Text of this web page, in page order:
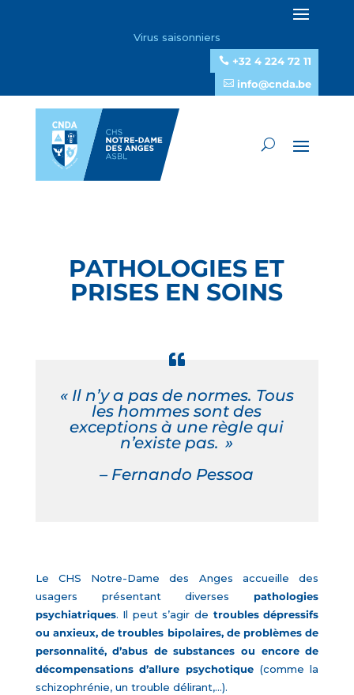
Virus saisonniers
+32 4 224 72 11
info@cnda.be
PATHOLOGIES ET
PRISES EN SOINS
« Il n’y a pas de normes. Tous
les hommessont des
exceptions à une règle qui
n’existe pas. »
– Fernando Pessoa
Le CHS Notre-Dame des Anges accueille des
usagers présentant diverses pathologies
psychiatriques. Il peut s’agir de troubles dépressifs
ou anxieux, de troubles bipolaires, de problèmes de
personnalité, d’abus de substances ou encore de
décompensations d’allure psychotique (comme la
schizophrénie, un trouble délirant,…).